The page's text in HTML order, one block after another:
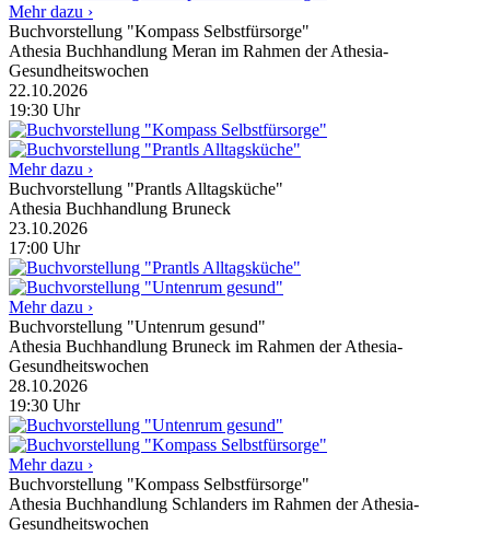
Mehr dazu ›
Buchvorstellung "Kompass Selbstfürsorge"
Athesia Buchhandlung Meran im Rahmen der Athesia-
Gesundheitswochen
22.10.2026
19:30 Uhr
Mehr dazu ›
Buchvorstellung "Prantls Alltagsküche"
Athesia Buchhandlung Bruneck
23.10.2026
17:00 Uhr
Mehr dazu ›
Buchvorstellung "Untenrum gesund"
Athesia Buchhandlung Bruneck im Rahmen der Athesia-
Gesundheitswochen
28.10.2026
19:30 Uhr
Mehr dazu ›
Buchvorstellung "Kompass Selbstfürsorge"
Athesia Buchhandlung Schlanders im Rahmen der Athesia-
Gesundheitswochen